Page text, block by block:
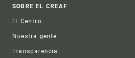
Footer
SOBRE EL CREAF
El Centro
Nuestra gente
Transparencia